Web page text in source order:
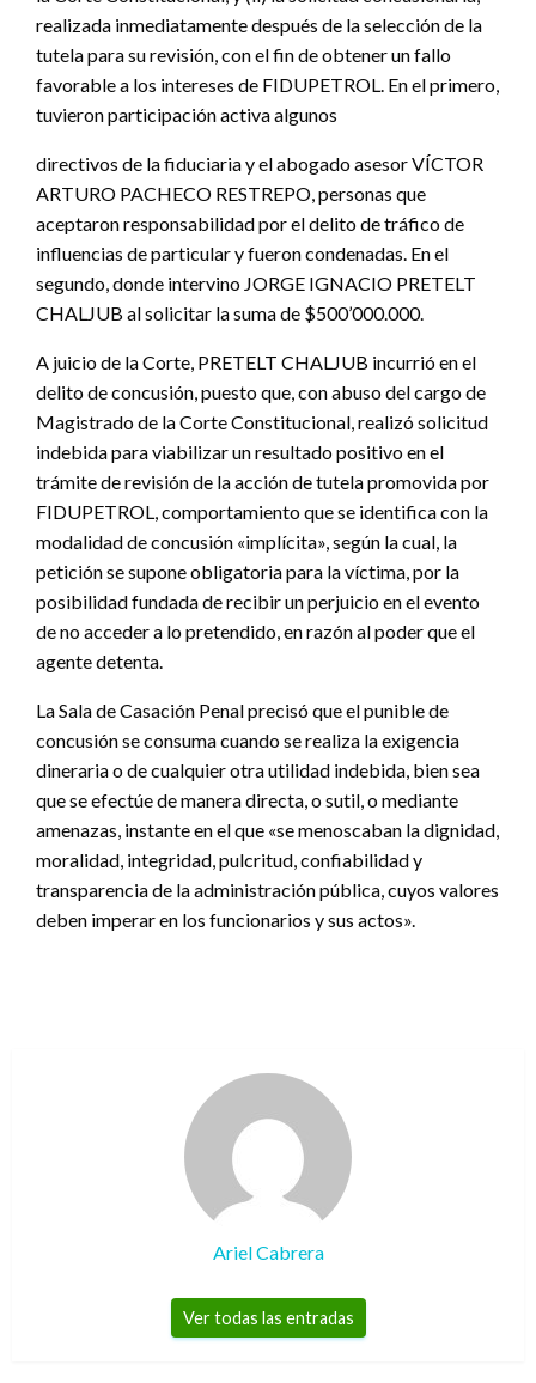
realizada inmediatamente después de la selección de la
tutela para su revisión, con el fin de obtener un fallo
favorable a los intereses de FIDUPETROL. En el primero,
tuvieron participación activa algunos
directivos de la fiduciaria y el abogado asesor VÍCTOR
ARTURO PACHECO RESTREPO, personas que
aceptaron responsabilidad por el delito de tráfico de
influencias de particular y fueron condenadas. En el
segundo, donde intervino JORGE IGNACIO PRETELT
CHALJUB al solicitar la suma de $500’000.000.
A juicio de la Corte, PRETELT CHALJUB incurrió en el
delito de concusión, puesto que, con abuso del cargo de
Magistrado de la Corte Constitucional, realizó solicitud
indebida para viabilizar un resultado positivo en el
trámite de revisión de la acción de tutela promovida por
FIDUPETROL, comportamiento que se identifica con la
modalidad de concusión «implícita», según la cual, la
petición se supone obligatoria para la víctima, por la
posibilidad fundada de recibir un perjuicio en el evento
de no acceder a lo pretendido, en razón al poder que el
agente detenta.
La Sala de Casación Penal precisó que el punible de
concusión se consuma cuando se realiza la exigencia
dineraria o de cualquier otra utilidad indebida, bien sea
que se efectúe de manera directa, o sutil, o mediante
amenazas, instante en el que «se menoscaban la dignidad,
moralidad, integridad, pulcritud, confiabilidad y
transparencia de la administración pública, cuyos valores
deben imperar en los funcionarios y sus actos».
Ariel Cabrera
Ver todas las entradas